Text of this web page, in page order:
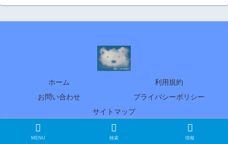
ホーム
利用規約
お問い合わせ
プライバシーポリシー
サイトマップ
© 2005 北の暮らし ～札幌・宮の森から～
MENU 検索 情報